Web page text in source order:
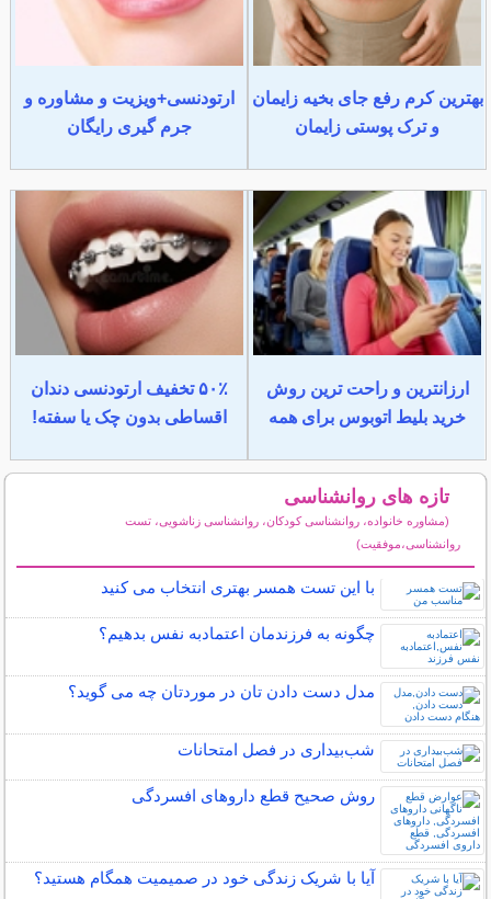
بهترین کرم رفع جای بخیه زایمان
و ترک پوستی زایمان
ارتودنسی+ویزیت و مشاوره و
جرم گیری رایگان
ارزانترین و راحت ترین روش
خرید بلیط اتوبوس برای همه
۵۰٪ تخفیف ارتودنسی دندان
اقساطی بدون چک یا سفته!
تازه های روانشناسی
(مشاوره خانواده، روانشناسی کودکان، روانشناسی زناشویی، تست
روانشناسی،موفقیت)
با این تست همسر بهتری انتخاب می کنید
چگونه به فرزندمان اعتمادبه نفس بدهیم؟
مدل دست دادن تان در موردتان چه می گوید؟
شب‌بیداری در فصل امتحانات
روش صحیح قطع داروهای افسردگی
آیا با شریک زندگی خود در صمیمیت همگام هستید؟